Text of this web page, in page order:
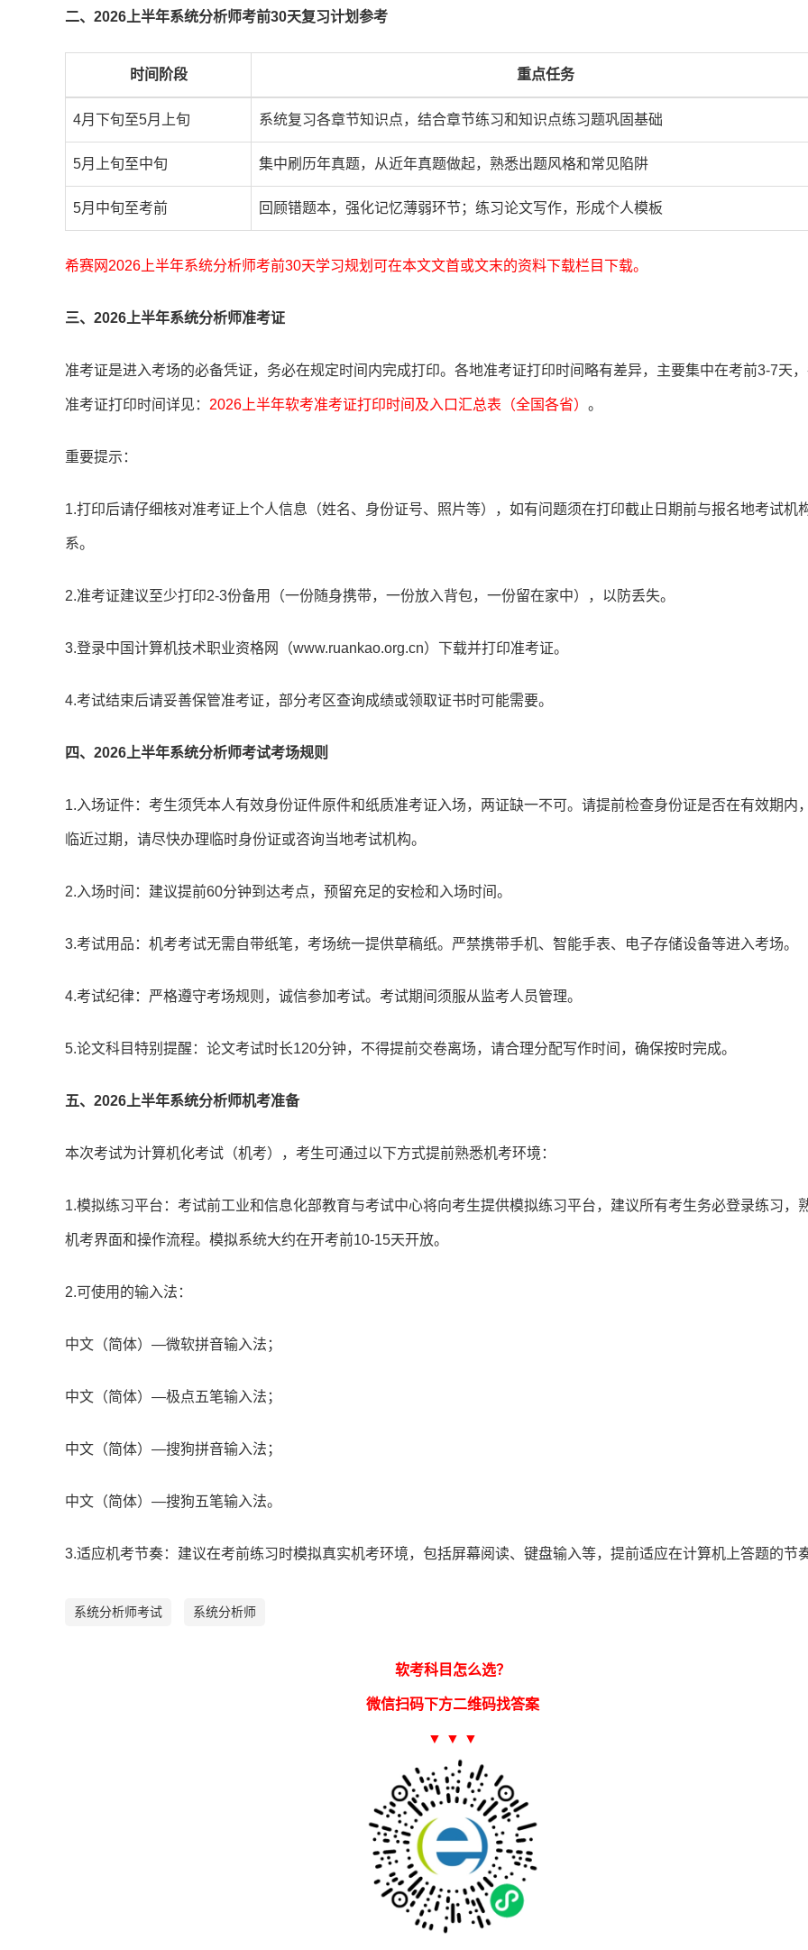
二、2026上半年系统分析师考前30天复习计划参考
时间阶段 重点任务
4月下旬至5月上旬 系统复习各章节知识点，结合章节练习和知识点练习题巩固基础
5月上旬至中旬 集中刷历年真题，从近年真题做起，熟悉出题风格和常见陷阱
5月中旬至考前 回顾错题本，强化记忆薄弱环节；练习论文写作，形成个人模板
希赛网2026上半年系统分析师考前30天学习规划可在本文文首或文末的资料下载栏目下载。
三、2026上半年系统分析师准考证
准考证是进入考场的必备凭证，务必在规定时间内完成打印。各地准考证打印时间略有差异，主要集中在考前3-7天
准考证打印时间详见： 2026上半年软考准考证打印时间及入口汇总表（全国各省） 。
重要提示：
1.打印后请仔细核对准考证上个人信息（姓名、身份证号、照片等），如有问题须在打印截止日期前与报名地考试机
系。
2.准考证建议至少打印2-3份备用（一份随身携带，一份放入背包，一份留在家中），以防丢失。
3.登录中国计算机技术职业资格网（www.ruankao.org.cn）下载并打印准考证。
4.考试结束后请妥善保管准考证，部分考区查询成绩或领取证书时可能需要。
四、2026上半年系统分析师考试考场规则
1.入场证件：考生须凭本人有效身份证件原件和纸质准考证入场，两证缺一不可。请提前检查身份证是否在有效期内
临近过期，请尽快办理临时身份证或咨询当地考试机构。
2.入场时间：建议提前60分钟到达考点，预留充足的安检和入场时间。
3.考试用品：机考考试无需自带纸笔，考场统一提供草稿纸。严禁携带手机、智能手表、电子存储设备等进入考场。
4.考试纪律：严格遵守考场规则，诚信参加考试。考试期间须服从监考人员管理。
5.论文科目特别提醒：论文考试时长120分钟，不得提前交卷离场，请合理分配写作时间，确保按时完成。
五、2026上半年系统分析师机考准备
本次考试为计算机化考试（机考），考生可通过以下方式提前熟悉机考环境：
1.模拟练习平台：考试前工业和信息化部教育与考试中心将向考生提供模拟练习平台，建议所有考生务必登录练习，
机考界面和操作流程。模拟系统大约在开考前10-15天开放。
2.可使用的输入法：
中文（简体）—微软拼音输入法；
中文（简体）—极点五笔输入法；
中文（简体）—搜狗拼音输入法；
中文（简体）—搜狗五笔输入法。
3.适应机考节奏：建议在考前练习时模拟真实机考环境，包括屏幕阅读、键盘输入等，提前适应在计算机上答题的节
系统分析师考试 系统分析师
软考科目怎么选？
微信扫码下方二维码找答案
▼ ▼ ▼